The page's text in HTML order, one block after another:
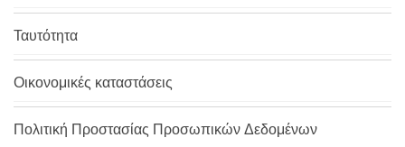
Ταυτότητα
Οικονομικές καταστάσεις
Πολιτική Προστασίας Προσωπικών Δεδομένων